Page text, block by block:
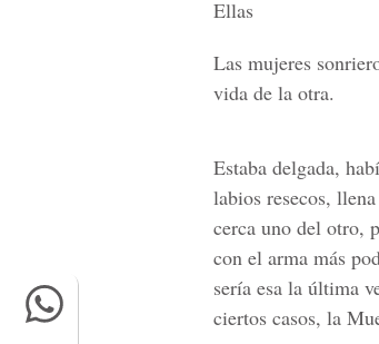
Ellas
Las mujeres
vida de la otra.
Estaba delgada,
labios resecos,
cerca uno del otro,
con el arma más
sería esa la última
ciertos casos, la